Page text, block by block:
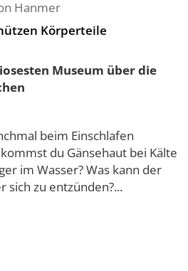
Hanmer
Körperteile
Museum über die
beim Einschlafen
du Gänsehaut bei Kälte
im Wasser? Was kann der
sich zu entzünden?...